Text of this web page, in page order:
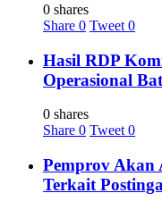
0 shares
Share 0 Tweet 0
Hasil RDP
Operasional
0 shares
Share 0 Tweet 0
Pemprov
Terkait